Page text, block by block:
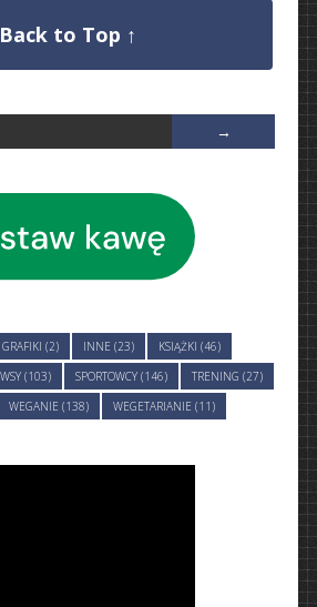
Back to Top ↑
GRAFIKI (2) INNE (23)
KSIĄŻKI (46)
(103) SPORTOWCY (146)
TRENING (27)
WEGANIE (138) WEGETARIANIE (11)